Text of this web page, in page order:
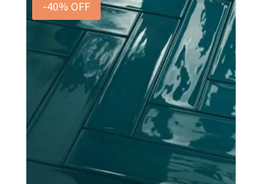
$ 106.364.$ 69.873.
-40% OFF